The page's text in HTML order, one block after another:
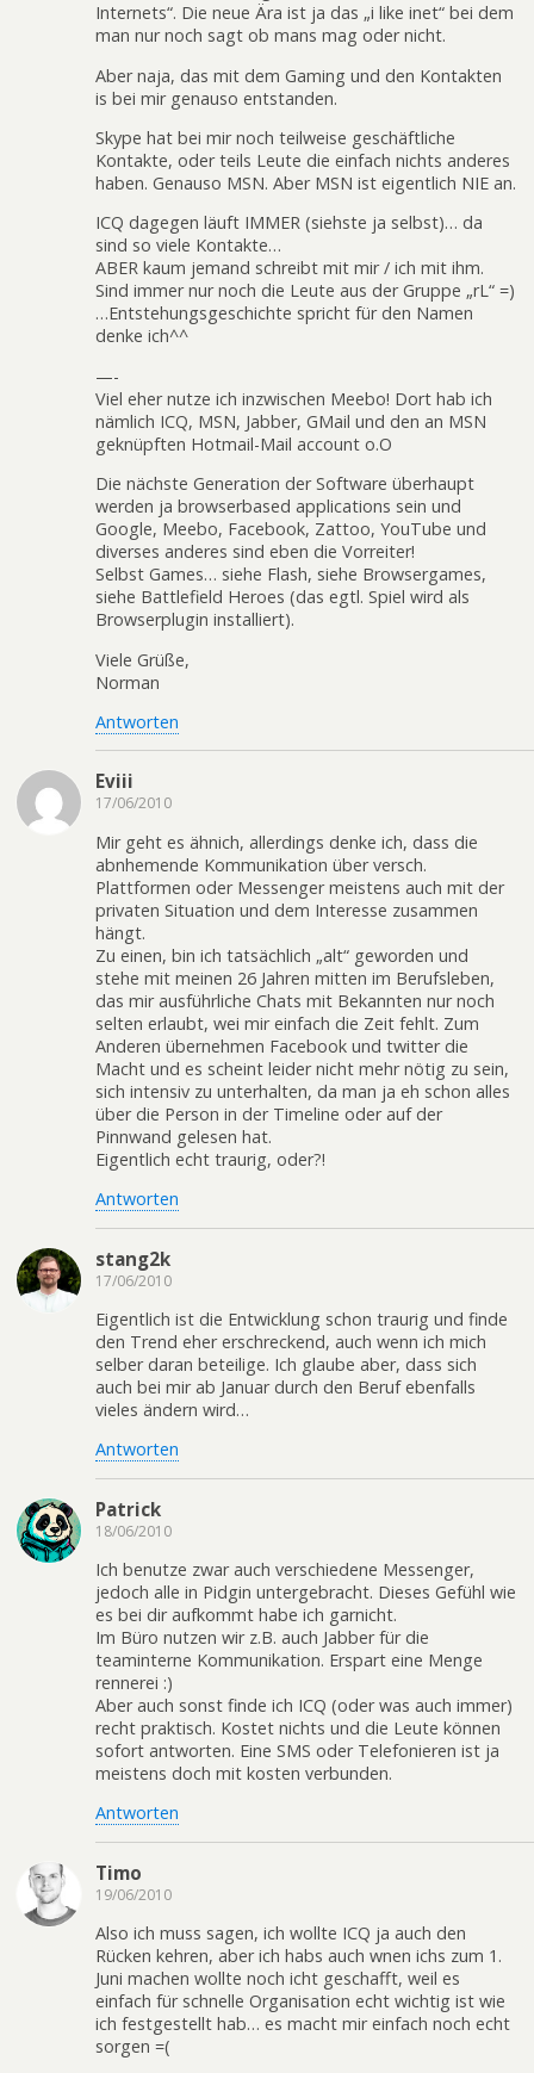
Internets“. Die neue Ära ist ja das „i like inet“ bei dem
man nur noch sagt ob mans mag oder nicht.
Aber naja, das mit dem Gaming und den Kontakten
is bei mir genauso entstanden.
Skype hat bei mir noch teilweise geschäftliche
Kontakte, oder teils Leute die einfach nichts anderes
haben. Genauso MSN. Aber MSN ist eigentlich NIE an.
ICQ dagegen läuft IMMER (siehste ja selbst)… da
sind so viele Kontakte…
ABER kaum jemand schreibt mit mir / ich mit ihm.
Sind immer nur noch die Leute aus der Gruppe „rL“ =)
…Entstehungsgeschichte spricht für den Namen
denke ich^^
—-
Viel eher nutze ich inzwischen Meebo! Dort hab ich
nämlich ICQ, MSN, Jabber, GMail und den an MSN
geknüpften Hotmail-Mail account o.O
Die nächste Generation der Software überhaupt
werden ja browserbased applications sein und
Google, Meebo, Facebook, Zattoo, YouTube und
diverses anderes sind eben die Vorreiter!
Selbst Games… siehe Flash, siehe Browsergames,
siehe Battlefield Heroes (das egtl. Spiel wird als
Browserplugin installiert).
Viele Grüße,
Norman
Antworten
Eviii
17/06/2010
Mir geht es ähnich, allerdings denke ich, dass die
abnhemende Kommunikation über versch.
Plattformen oder Messenger meistens auch mit der
privaten Situation und dem Interesse zusammen
hängt.
Zu einen, bin ich tatsächlich „alt“ geworden und
stehe mit meinen 26 Jahren mitten im Berufsleben,
das mir ausführliche Chats mit Bekannten nur noch
selten erlaubt, wei mir einfach die Zeit fehlt. Zum
Anderen übernehmen Facebook und twitter die
Macht und es scheint leider nicht mehr nötig zu sein,
sich intensiv zu unterhalten, da man ja eh schon alles
über die Person in der Timeline oder auf der
Pinnwand gelesen hat.
Eigentlich echt traurig, oder?!
Antworten
stang2k
17/06/2010
Eigentlich ist die Entwicklung schon traurig und finde
den Trend eher erschreckend, auch wenn ich mich
selber daran beteilige. Ich glaube aber, dass sich
auch bei mir ab Januar durch den Beruf ebenfalls
vieles ändern wird…
Antworten
Patrick
18/06/2010
Ich benutze zwar auch verschiedene Messenger,
jedoch alle in Pidgin untergebracht. Dieses Gefühl wie
es bei dir aufkommt habe ich garnicht.
Im Büro nutzen wir z.B. auch Jabber für die
teaminterne Kommunikation. Erspart eine Menge
rennerei :)
Aber auch sonst finde ich ICQ (oder was auch immer)
recht praktisch. Kostet nichts und die Leute können
sofort antworten. Eine SMS oder Telefonieren ist ja
meistens doch mit kosten verbunden.
Antworten
Timo
19/06/2010
Also ich muss sagen, ich wollte ICQ ja auch den
Rücken kehren, aber ich habs auch wnen ichs zum 1.
Juni machen wollte noch icht geschafft, weil es
einfach für schnelle Organisation echt wichtig ist wie
ich festgestellt hab… es macht mir einfach noch echt
sorgen =(